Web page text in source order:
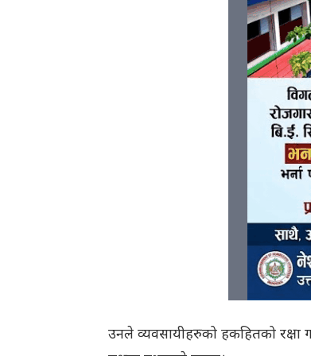
उनले व्यवसायीहरुको हकहितको रक्षा